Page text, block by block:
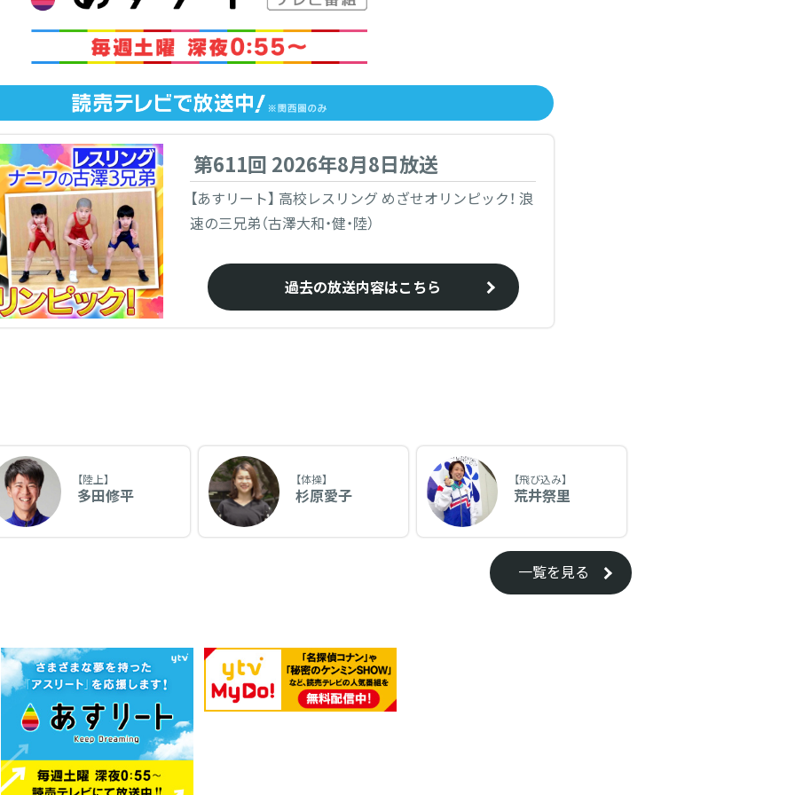
第611回 2026年8月8日放送
【あすリート】 高校レスリング めざせオリンピック！ 浪
速の三兄弟（古澤大和・健・陸）
過去の放送内容はこちら
【陸上】
多田修平
【体操】
杉原愛子
【飛び込み】
荒井祭里
一覧を見る